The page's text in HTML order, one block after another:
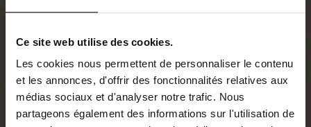
Ce site web utilise des cookies.
Les cookies nous permettent de personnaliser le contenu
et les annonces, d'offrir des fonctionnalités relatives aux
médias sociaux et d'analyser notre trafic. Nous
partageons également des informations sur l'utilisation de